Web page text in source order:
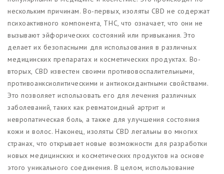
нескольким причинам. Во-первых, изоляты CBD не содержат
психоактивного компонента, THC, что означает, что они не
вызывают эйфорических состояний или привыкания. Это
делает их безопасными для использования в различных
медицинских препаратах и косметических продуктах. Во-
вторых, CBD известен своими противовоспалительными,
противоанксиолитическими и антиоксидантными свойствами.
Это позволяет использовать его для лечения различных
заболеваний, таких как ревматоидный артрит и
невропатическая боль, а также для улучшения состояния
кожи и волос. Наконец, изоляты CBD легальны во многих
странах, что открывает новые возможности для разработки
новых медицинских и косметических продуктов на основе
этого уникального соединения. В целом, использование